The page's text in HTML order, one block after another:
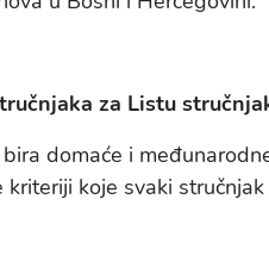
za Listu
domaće i
kriteriji koje svaki